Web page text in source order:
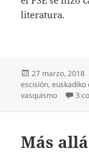
literatura.
Publicado
el
27 marzo, 2018
escisión,euskadiko
vasquismo
3
Más